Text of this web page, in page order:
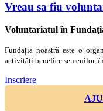
Vreau sa fiu
Voluntariatul în
Fundația noastră este o
activități benefice semenilor,
Inscriere